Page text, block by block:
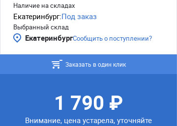
Наличие на складах
Екатеринбург:Под заказ
Выбранный склад
ЕкатеринбургСообщить о поступлении?
Заказать в один клик
1 790 ₽
Внимание, цена устарела, уточняйте